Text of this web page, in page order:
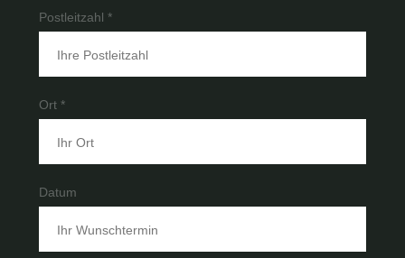
Postleitzahl *
Ort *
Datum